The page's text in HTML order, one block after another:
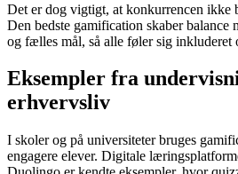
Det er dog vigtigt, at konkurrencen ikke
Den bedste gamification skaber
og fælles mål, så alle føler sig inkluderet
Eksempler fra
erhvervsliv
I skoler og på universiteter bruges
engagere elever. Digitale